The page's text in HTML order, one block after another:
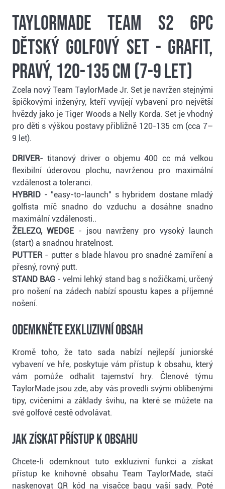
TaylorMade Team S2 6PC
dětský golfový set - grafit,
pravý, 120-135 cm (7-9 let)
Zcela nový Team TaylorMade Jr. Set je navržen stejnými
špičkovými inženýry, kteří vyvíjejí vybavení pro největší
hvězdy jako je Tiger Woods a Nelly Korda. Set je vhodný
pro děti s výškou postavy přibližně 120-135 cm (cca 7–
9 let).
DRIVER- titanový driver o objemu 400 cc má velkou
flexibilní úderovou plochu, navrženou pro maximální
vzdálenost a toleranci.
HYBRID - "easy-to-launch" s hybridem dostane mladý
golfista míč snadno do vzduchu a dosáhne snadno
maximální vzdálenosti..
ŽELEZO, WEDGE - jsou navrženy pro vysoký launch
(start) a snadnou hratelnost.
PUTTER- putter s blade hlavou pro snadné zamíření a
přesný, rovný putt.
STAND BAG - velmi lehký stand bag s nožičkami, určený
pro nošení na zádech nabízí spoustu kapes a příjemné
nošení.
ODEMKNĚTE EXKLUZIVNÍ OBSAH
Kromě toho, že tato sada nabízí nejlepší juniorské
vybavení ve hře, poskytuje vám přístup k obsahu, který
vám pomůže odhalit tajemství hry. Členové týmu
TaylorMade jsou zde, aby vás provedli svými oblíbenými
tipy, cvičeními a základy švihu, na které se můžete na
své golfové cestě odvolávat.
JAK ZÍSKAT PŘÍSTUP K OBSAHU
Chcete-li odemknout tuto exkluzivní funkci a získat
přístup ke knihovně obsahu Team TaylorMade, stačí
naskenovat QR kód na visačce bagu vaší sady. Poté